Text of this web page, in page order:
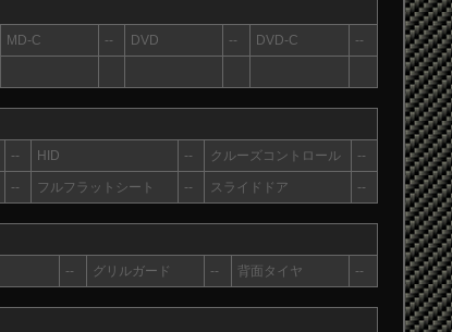
MD-C -- DVD -- DVD-C --
-- HID -- クルーズコントロール --
-- フルフラットシート -- スライドドア --
-- グリルガード -- 背面タイヤ --